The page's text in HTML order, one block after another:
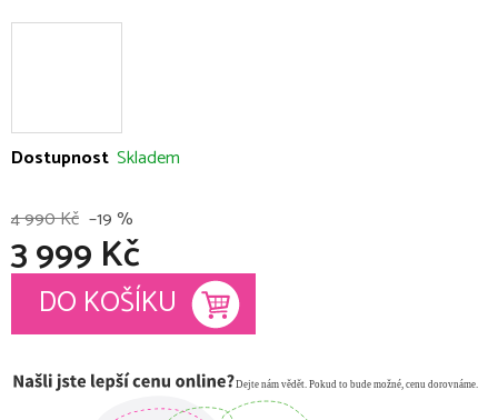
Dostupnost Skladem
4 990 Kč –19 %
3 999 Kč
Měrná cena:
DO KOŠÍKU